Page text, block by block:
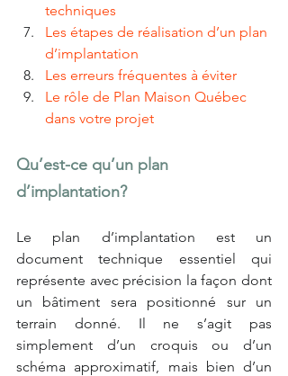
techniques
Les étapes de réalisation d’un plan
d’implantation
Les erreurs fréquentes à éviter
Le rôle de Plan Maison Québec
dans votre projet
Qu’est-ce qu’un plan
d’implantation?
Le plan d’implantation est un
document technique essentiel qui
représente avec précision la façon dont
un bâtiment sera positionné sur un
terrain donné. Il ne s’agit pas
simplement d’un croquis ou d’un
schéma approximatif, mais bien d’un